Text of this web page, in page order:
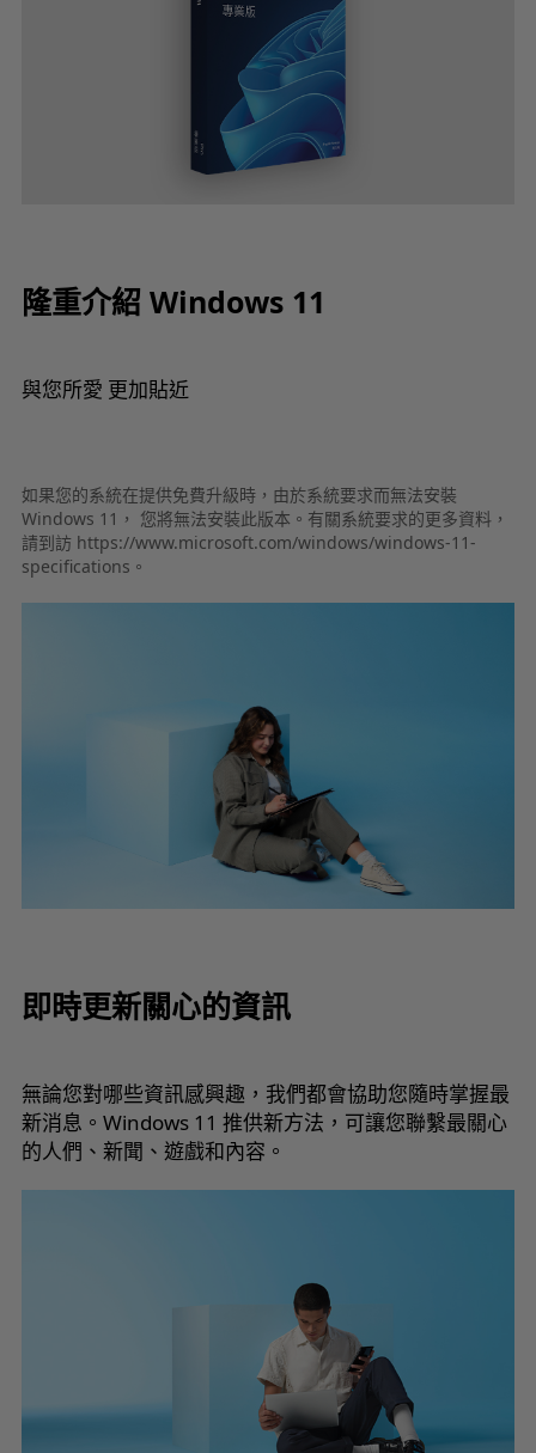
隆重介紹 Windows 11
與您所愛 更加貼近
如果您的系統在提供免費升級時，由於系統要求而無法安裝
Windows 11， 您將無法安裝此版本。有關系統要求的更多資料，
請到訪 https://www.microsoft.com/windows/windows-11-
specifications。
即時更新關心的資訊
無論您對哪些資訊感興趣，我們都會協助您隨時掌握最
新消息。Windows 11 推供新方法，可讓您聯繫最關心
的人們、新聞、遊戲和內容。